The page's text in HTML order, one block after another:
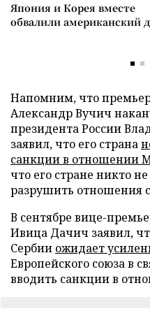
Япония и Корея вместе
обвалили американский
Напомним, что
Александр Вучич
президента России
заявил, что его страна
санкции в отношении
что его стране никто
разрушить отношения
В сентябре вице-
Ивица Дачич заявил,
Сербии ожидает
Европейского союза в
вводить санкции в